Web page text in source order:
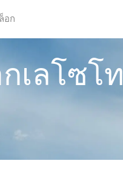
อก
เลโซโท